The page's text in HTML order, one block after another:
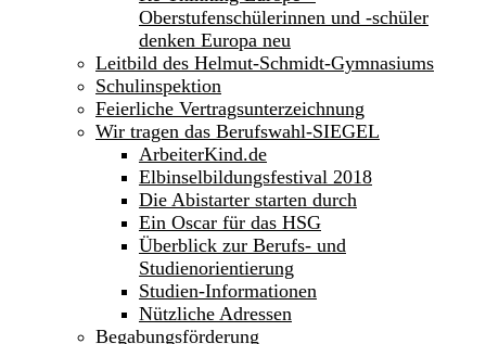
Oberstufenschülerinnen und -schüler
denken Europa neu
Leitbild des Helmut-Schmidt-Gymnasiums
Schulinspektion
Feierliche Vertragsunterzeichnung
Wir tragen das Berufswahl-SIEGEL
ArbeiterKind.de
Elbinselbildungsfestival 2018
Die Abistarter starten durch
Ein Oscar für das HSG
Überblick zur Berufs- und
Studienorientierung
Studien-Informationen
Nützliche Adressen
Begabungsförderung